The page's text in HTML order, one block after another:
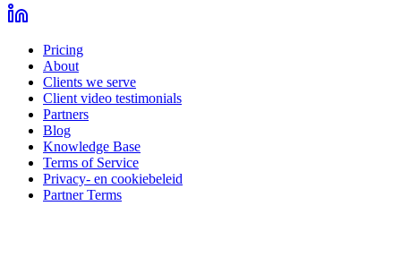
Pricing
About
Clients we serve
Client video testimonials
Partners
Blog
Knowledge Base
Terms of Service
Privacy- en cookiebeleid
Partner Terms